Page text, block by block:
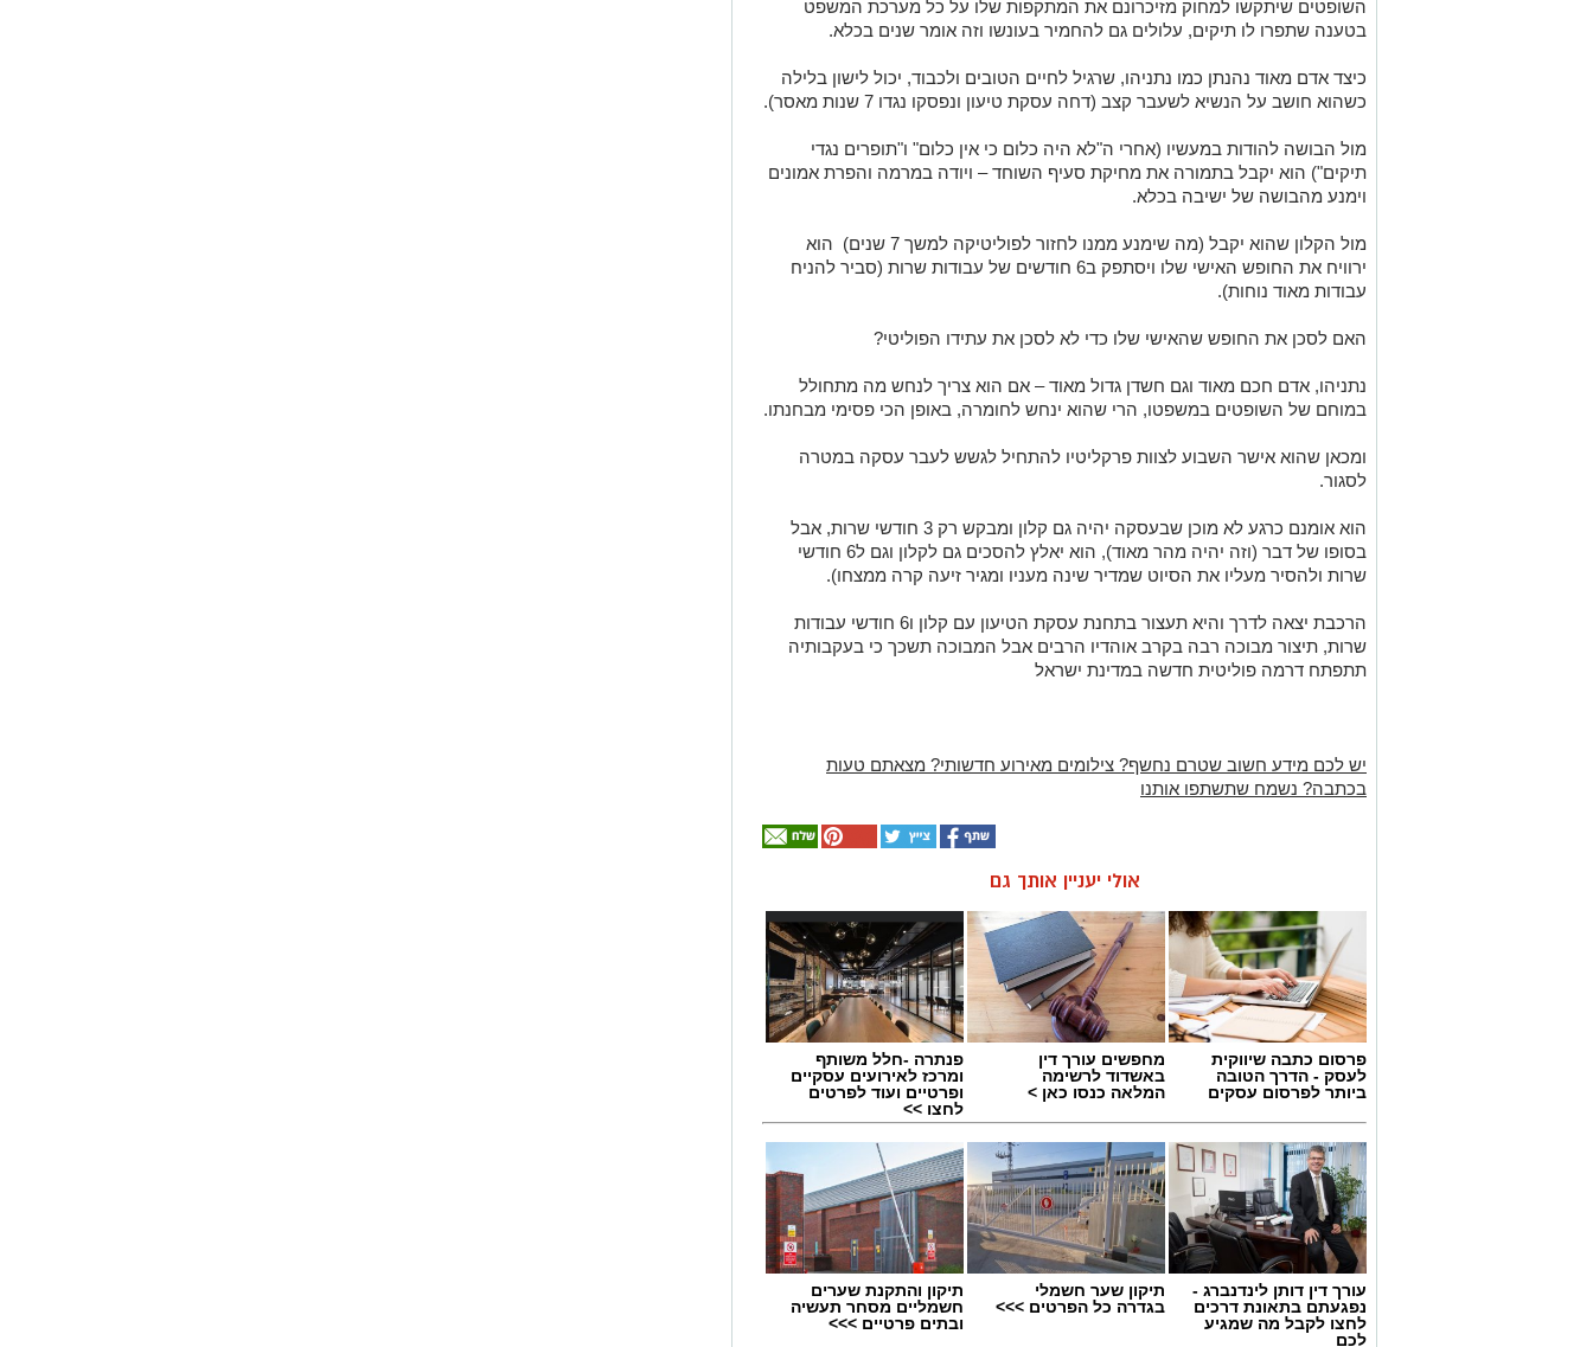
השופטים שיתקשו למחוק מזיכרונם את המתקפות שלו על כל מערכת המשפט
בטענה שתפרו לו תיקים, עלולים גם להחמיר בעונשו וזה אומר שנים בכלא.
כיצד אדם מאוד נהנתן כמו נתניהו, שרגיל לחיים הטובים ולכבוד, יכול לישון בלילה
כשהוא חושב על הנשיא לשעבר קצב (דחה עסקת טיעון ונפסקו נגדו 7 שנות מאסר).
מול הבושה להודות במעשיו (אחרי ה"לא היה כלום כי אין כלום" ו"תופרים נגדי
תיקים") הוא יקבל בתמורה את מחיקת סעיף השוחד – ויודה במרמה והפרת אמונים
וימנע מהבושה של ישיבה בכלא.
מול הקלון שהוא יקבל (מה שימנע ממנו לחזור לפוליטיקה למשך 7 שנים) הוא
ירוויח את החופש האישי שלו ויסתפק ב6 חודשים של עבודות שרות (סביר להניח
עבודות מאוד נוחות).
האם לסכן את החופש שהאישי שלו כדי לא לסכן את עתידו הפוליטי?
נתניהו, אדם חכם מאוד וגם חשדן גדול מאוד – אם הוא צריך לנחש מה מתחולל
במוחם של השופטים במשפטו, הרי שהוא ינחש לחומרה, באופן הכי פסימי מבחנתו.
ומכאן שהוא אישר השבוע לצוות פרקליטיו להתחיל לגשש לעבר עסקה במטרה
לסגור.
הוא אומנם כרגע לא מוכן שבעסקה יהיה גם קלון ומבקש רק 3 חודשי שרות, אבל
בסופו של דבר (וזה יהיה מהר מאוד), הוא יאלץ להסכים גם לקלון וגם ל6 חודשי
שרות ולהסיר מעליו את הסיוט שמדיר שינה מעניו ומגיר זיעה קרה ממצחו).
הרכבת יצאה לדרך והיא תעצור בתחנת עסקת הטיעון עם קלון ו6 חודשי עבודות
שרות, תיצור מבוכה רבה בקרב אוהדיו הרבים אבל המבוכה תשכך כי בעקבותיה
תתפתח דרמה פוליטית חדשה במדינת ישראל
יש לכם מידע חשוב שטרם נחשף? צילומים מאירוע חדשותי? מצאתם טעות
בכתבה? נשמח שתשתפו אותנו
אולי יעניין אותך גם
פרסום כתבה שיווקית
לעסק - הדרך הטובה
ביותר לפרסום עסקים
מחפשים עורך דין
באשדוד לרשימה
המלאה כנסו כאן >
פנתרה -חלל משותף
ומרכז לאירועים עסקיים
ופרטיים ועוד לפרטים
לחצו >>
עורך דין דותן לינדנברג -
נפגעתם בתאונת דרכים
לחצו לקבל מה שמגיע
לכם
תיקון שער חשמלי
בגדרה כל הפרטים >>>
תיקון והתקנת שערים
חשמליים מסחר תעשיה
ובתים פרטיים >>>